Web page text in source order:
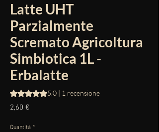
Latte UHT
Parzialmente
Scremato Agricoltura
Simbiotica 1L -
Erbalatte
Sulla base di 1 recensione, la
5.0 | 1 recensione
2,60 €
Quantità *